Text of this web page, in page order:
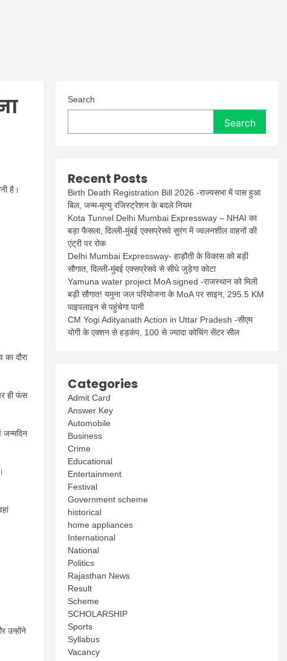
है।
दौरा
ही फंस
जन्मदिन
उन्होंने
Search
Search
Recent Posts
Birth Death Registration Bill 2026 -राज्यसभा में पास हुआ
बिल, जन्म-मृत्यु रजिस्ट्रेशन के बदले नियम
Kota Tunnel Delhi Mumbai Expressway – NHAI का
बड़ा फैसला, दिल्ली-मुंबई एक्सप्रेसवे सुरंग में ज्वलनशील वाहनों की
एंट्री पर रोक
Delhi Mumbai Expressway- हाड़ौती के विकास को बड़ी
सौगात, दिल्ली-मुंबई एक्सप्रेसवे से सीधे जुड़ेगा कोटा
Yamuna water project MoA signed -राजस्थान को मिली
बड़ी सौगात! यमुना जल परियोजना के MoA पर साइन, 295.5 KM
पाइपलाइन से पहुंचेगा पानी
CM Yogi Adityanath Action in Uttar Pradesh -सीएम
योगी के एक्शन से हड़कंप, 100 से ज्यादा कोचिंग सेंटर सील
Categories
Admit Card
Answer Key
Automobile
Business
Crime
Educational
Entertainment
Festival
Government scheme
historical
home appliances
International
National
Politics
Rajasthan News
Result
Scheme
SCHOLARSHIP
Sports
Syllabus
Vacancy